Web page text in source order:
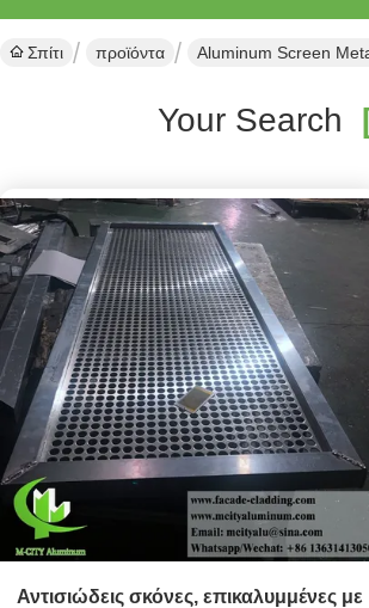
Σπίτι προϊόντα Aluminum Screen
Your Search
Αντισιώδεις σκόνες, επικαλυμμένες με